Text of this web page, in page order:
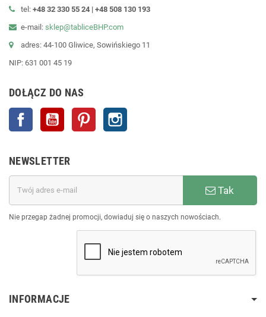
tel: +48 32 330 55 24 | +48 508 130 193
e-mail: sklep@tabliceBHP.com
adres: 44-100 Gliwice, Sowińskiego 11
NIP: 631 001 45 19
DOŁĄCZ DO NAS
Facebook YouTube Pinterest
NEWSLETTER
Tak
Nie przegap żadnej promocji, dowiaduj się o naszych nowościach.
INFORMACJE